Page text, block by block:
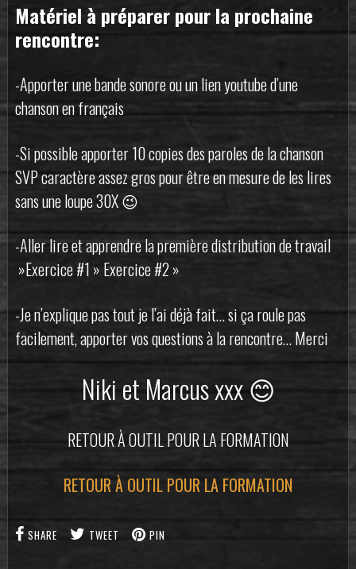
Matériel à préparer pour la prochaine
rencontre:
-Apporter une bande sonore ou un lien youtube d’une
chanson en français
-Si possible apporter 10 copies des paroles de la chanson
SVP caractère assez gros pour être en mesure de les lires
sans une loupe 30X 😉
-Aller lire et apprendre la première distribution de travail
»Exercice #1 » Exercice #2 »
-Je n’explique pas tout je l’ai déjà fait… si ça roule pas
facilement, apporter vos questions à la rencontre… Merci
Niki et Marcus xxx 😊
RETOUR À OUTIL POUR LA FORMATION
RETOUR À OUTIL POUR LA FORMATION
SHARE TWEET PIN